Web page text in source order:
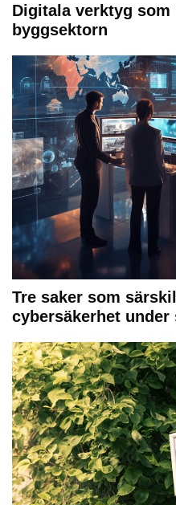
Digitala verktyg
byggsektorn
Tre saker som
cybersäkerhet under